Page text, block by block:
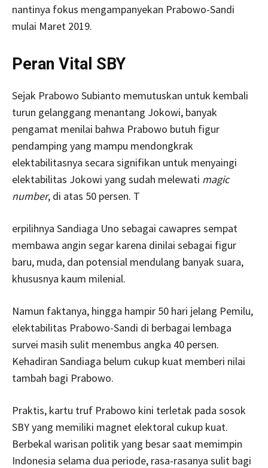
nantinya fokus mengampanyekan Prabowo-Sandi
mulai Maret 2019.
Peran Vital SBY
Sejak Prabowo Subianto memutuskan untuk kembali
turun gelanggang menantang Jokowi, banyak
pengamat menilai bahwa Prabowo butuh figur
pendamping yang mampu mendongkrak
elektabilitasnya secara signifikan untuk menyaingi
elektabilitas Jokowi yang sudah melewati magic
number, di atas 50 persen. T
erpilihnya Sandiaga Uno sebagai cawapres sempat
membawa angin segar karena dinilai sebagai figur
baru, muda, dan potensial mendulang banyak suara,
khususnya kaum milenial.
Namun faktanya, hingga hampir 50 hari jelang Pemilu,
elektabilitas Prabowo-Sandi di berbagai lembaga
survei masih sulit menembus angka 40 persen.
Kehadiran Sandiaga belum cukup kuat memberi nilai
tambah bagi Prabowo.
Praktis, kartu truf Prabowo kini terletak pada sosok
SBY yang memiliki magnet elektoral cukup kuat.
Berbekal warisan politik yang besar saat memimpin
Indonesia selama dua periode, rasa-rasanya sulit bagi